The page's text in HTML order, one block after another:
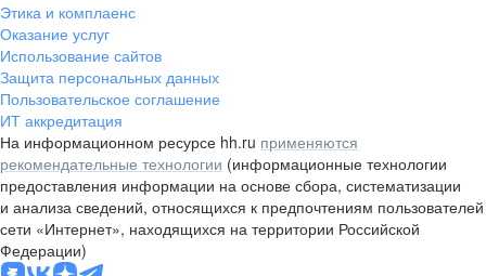
Этика и комплаенс
Оказание услуг
Использование сайтов
Защита персональных данных
Пользовательское соглашение
ИТ аккредитация
На информационном ресурсе hh.ru применяются
рекомендательные технологии (информационные технологии
предоставления информации на основе сбора, систематизации
и анализа сведений, относящихся к предпочтениям пользователей
сети «Интернет», находящихся на территории Российской
Федерации)